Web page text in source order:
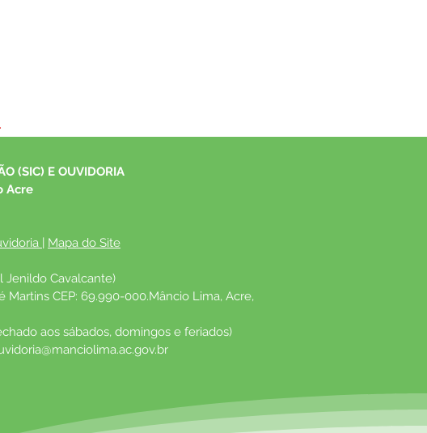
(SIC) E OUVIDORIA
Acre
| Mapa do Site
Jenildo Cavalcante)
Martins CEP: 69.990-000.Mâncio Lima, Acre,
aos sábados, domingos e feriados)